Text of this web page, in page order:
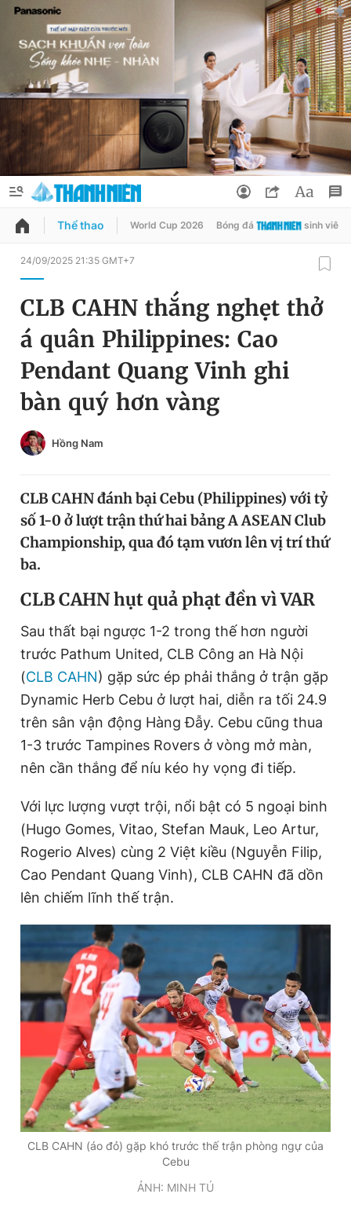
QUẢNG CÁO ĐẶT BÁO
Chuyên mục
Chuyên mục khác
Chào ngày mới Tin 24h
Tin thị trường
Video Magazine
Sản phẩm khác
Tiện ích Bạn cần biết
Thông tin tòa soạn Liên hệ quảng cáo
Đọc Thanh Niên trên điện thoại
Theo dõi báo trên
Hotline
Đặt báo Quảng cáo Tòa soạn
Tổng biên tập: Nguyễn Ngọc Toàn
Phó tổng biên tập thường trực: Hải Thành
Phó tổng biên tập: Lâm Hiếu Dũng
Phó tổng biên tập: Trần Việt Hưng
Tổng thư ký tòa soạn: Đức Trung
Giấy phép xuất bản số 110/GP - BTTTT cấp ngày 24.3.2020
© 2003-2026 Bản quyền thuộc về Báo Thanh Niên. Cấm sao
chép dưới mọi hình thức nếu không có sự chấp thuận bằng văn
bản. Phát triển bởi ePi Technologies, JSC.
Đổi mật khẩu
Tin đã lưu
Thể thao World Cup 2026 Bóng đá sinh viên
24/09/2025 21:35 GMT+7
CLB CAHN thắng nghẹt thở
á quân Philippines: Cao
Pendant Quang Vinh ghi
bàn quý hơn vàng
Hồng Nam
CLB CAHN đánh bại Cebu (Philippines) với tỷ
số 1-0 ở lượt trận thứ hai bảng A ASEAN Club
Championship, qua đó tạm vươn lên vị trí thứ
ba.
CLB CAHN hụt quả phạt đền vì VAR
Sau thất bại ngược 1-2 trong thế hơn người
trước Pathum United, CLB Công an Hà Nội
(CLB CAHN) gặp sức ép phải thắng ở trận gặp
Dynamic Herb Cebu ở lượt hai, diễn ra tối 24.9
trên sân vận động Hàng Đẫy. Cebu cũng thua
1-3 trước Tampines Rovers ở vòng mở màn,
nên cần thắng để níu kéo hy vọng đi tiếp.
Với lực lượng vượt trội, nổi bật có 5 ngoại binh
(Hugo Gomes, Vitao, Stefan Mauk, Leo Artur,
Rogerio Alves) cùng 2 Việt kiều (Nguyễn Filip,
Cao Pendant Quang Vinh), CLB CAHN đã dồn
lên chiếm lĩnh thế trận.
CLB CAHN (áo đỏ) gặp khó trước thế trận phòng ngự của
Cebu
ẢNH: MINH TÚ